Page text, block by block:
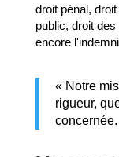
droit pénal,
public, droit
encore
« Notre
rigueur,